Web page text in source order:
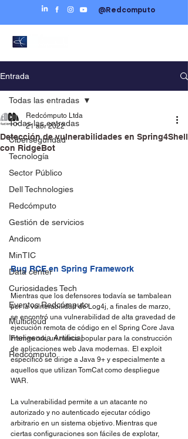
@Redcomputo
Entrada
Todas las entradas
Ciberseguridad
Tecnología
Sector Público
Dell Technologies
Redcómputo
Gestión de servicios
Andicom
MinTIC
Data center
Curiosidades Tech
Eventos Redcómputo
Multicloud
Inteligencia Artificial
Redcómputo
Todas las entradas
Detección de vulnerabilidades en Spring4Shell
con RidgeBot
Redcómputo Ltda
21 abr 2022
Bug RCE en Spring Framework
Mientras que los defensores todavía se tambalean
por la vulnerabilidad de Log4j, a finales de marzo,
se encontró una vulnerabilidad de alta gravedad de
ejecución remota de código en el Spring Core Java
Framework, un marco popular para la construcción
de aplicaciones web Java modernas.  El exploit
específico se dirige a Java 9+ y especialmente a
aquellos que utilizan TomCat como despliegue
WAR.
La vulnerabilidad permite a un atacante no
autorizado y no autenticado ejecutar código
arbitrario en un sistema objetivo. Mientras que
ciertas configuraciones son fáciles de explotar,